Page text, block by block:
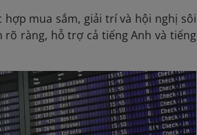
mua sắm, giải trí và hội nghị sôi
rõ ràng, hỗ trợ cả tiếng Anh và tiếng